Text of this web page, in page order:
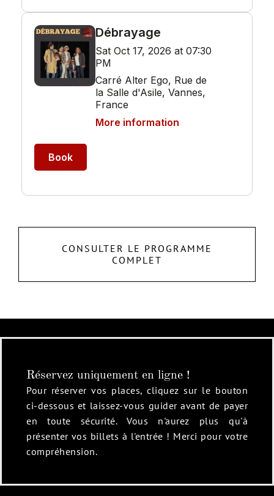
CONSULTER LE PROGRAMME
COMPLET
Réservez uniquement en ligne !
Pour réserver vos places, cliquez sur le bouton
ci-dessous et laissez-vous guider avant de payer
en toute sécurité. Vous n'aurez plus qu'à
présenter vos billets à l'entrée ! Merci pour votre
compréhension.